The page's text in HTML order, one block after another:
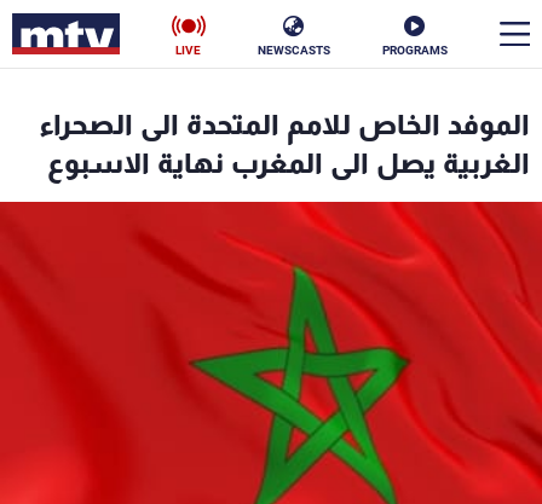
PROGRAMS
NEWSCASTS
LIVE
الموفد الخاص للامم المتحدة الى الصحراء
الغربية يصل الى المغرب نهاية الاسبوع
الأخبار
سياسة
منوعات
كأس العالم